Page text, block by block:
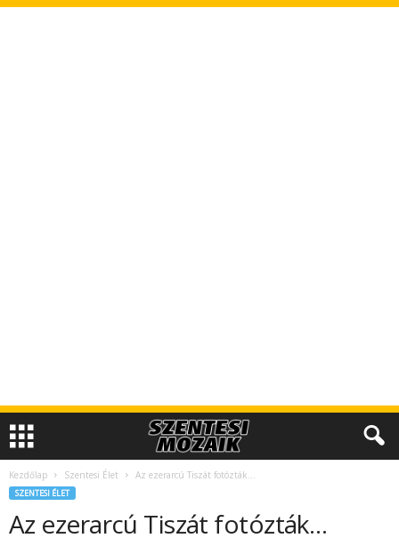
Kezdőlap Szentesi Élet Az ezerarcú Tiszát fotózták…
SZENTESI ÉLET
Az ezerarcú Tiszát fotózták…